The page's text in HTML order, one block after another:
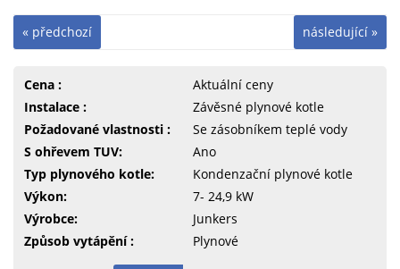
následující »
« předchozí
Cena :
Aktuální ceny
Instalace :
Závěsné plynové kotle
Požadované vlastnosti :
Se zásobníkem teplé vody
S ohřevem TUV:
Ano
Typ plynového kotle:
Kondenzační plynové kotle
Výkon:
7- 24,9 kW
Výrobce:
Junkers
Způsob vytápění :
Plynové